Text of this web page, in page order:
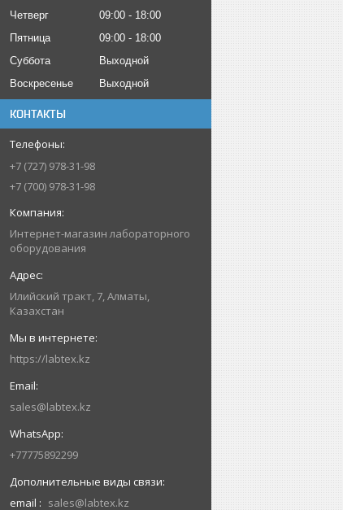
Четверг
09:00
18:00
Пятница
09:00
18:00
Суббота
Выходной
Воскресенье
Выходной
КОНТАКТЫ
+7 (727) 978-31-98
+7 (700) 978-31-98
Интернет-магазин лабораторного
оборудования
Илийский тракт, 7, Алматы,
Казахстан
https://labtex.kz
sales@labtex.kz
+77775892299
email sales@labtex.kz